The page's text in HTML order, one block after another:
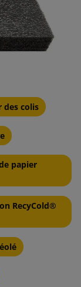
des colis
papier
RecyCold®